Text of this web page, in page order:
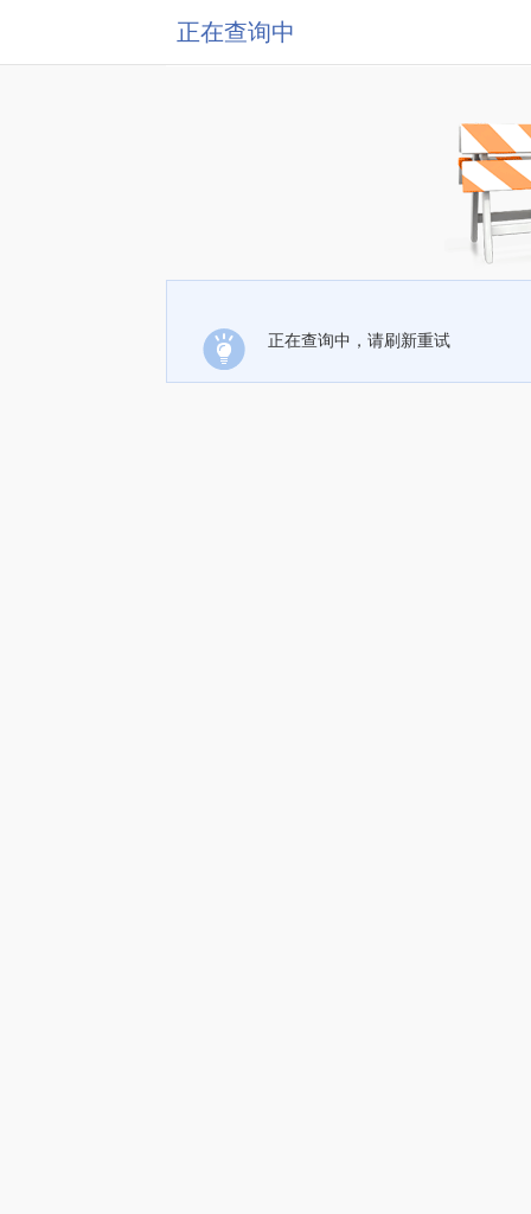
正在查询中
正在查询中，请刷新重试